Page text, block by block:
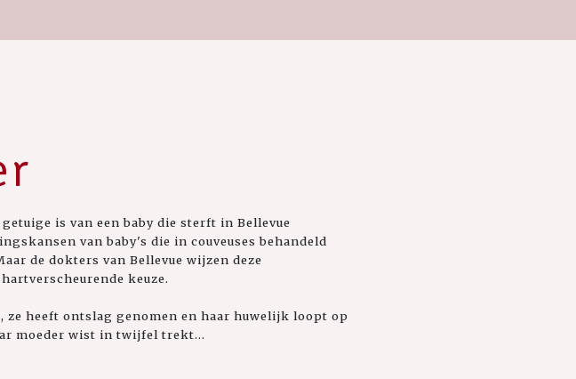
is van een baby die sterft in Bellevue
van baby's die in couveuses behandeld
de dokters van Bellevue wijzen deze
keuze.
heeft ontslag genomen en haar huwelijk loopt op
moeder wist in twijfel trekt...